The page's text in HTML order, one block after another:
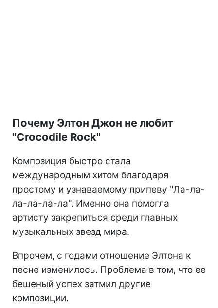
Почему Элтон Джон не любит
"Crocodile Rock"
Композиция быстро стала
международным хитом благодаря
простому и узнаваемому припеву "Ла-ла-
ла-ла-ла-ла". Именно она помогла
артисту закрепиться среди главных
музыкальных звезд мира.
Впрочем, с годами отношение Элтона к
песне изменилось. Проблема в том, что ее
бешеный успех затмил другие
композиции.